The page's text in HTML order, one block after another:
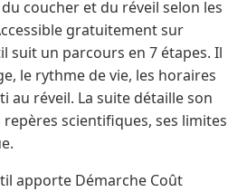
coucher et du réveil selon les
gratuitement sur
suit un parcours en 7 étapes. Il
le rythme de vie, les horaires
au réveil. La suite détaille son
scientifiques, ses limites
apporte Démarche Coût